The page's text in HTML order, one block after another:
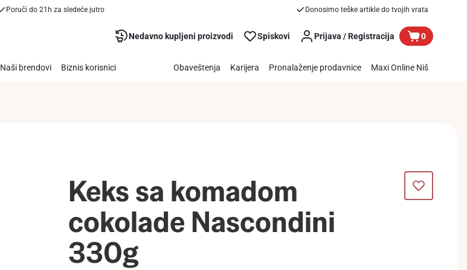
Poruči do 21h za sledeće jutro Donosimo teške artikle do tvojih vrata
Nedavno kupljeni proizvodi Spiskovi Prijava / Registracija 0
Naši brendovi Biznis korisnici Obaveštenja Karijera Pronalaženje prodavnice Maxi Online Niš
Keks sa komadom
cokolade Nascondini
330g